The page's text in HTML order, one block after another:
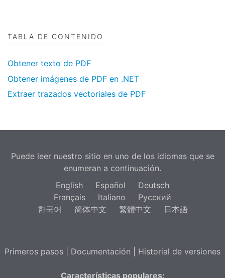
TABLA DE CONTENIDO
Obtener texto de PDF
Obtener imágenes de PDF en .NET
Extraer trazados vectoriales de PDF
Puede leer nuestro sitio en uno de los idiomas que se
enumeran a continuación.
English
Español
Deutsch
Français
Italiano
Русский
한국어
简体中文 繁體中文 日本語
Primeros pasos Documentación Historial de versiones
Características populares: